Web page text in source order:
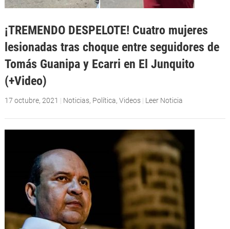
¡TREMENDO DESPELOTE! Cuatro mujeres
lesionadas tras choque entre seguidores de
Tomás Guanipa y Ecarri en El Junquito
(+Video)
17 octubre, 2021 | Noticias, Política, Videos | Leer Noticia